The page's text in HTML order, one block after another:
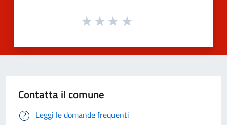
Contatta il comune
Leggi le domande frequenti